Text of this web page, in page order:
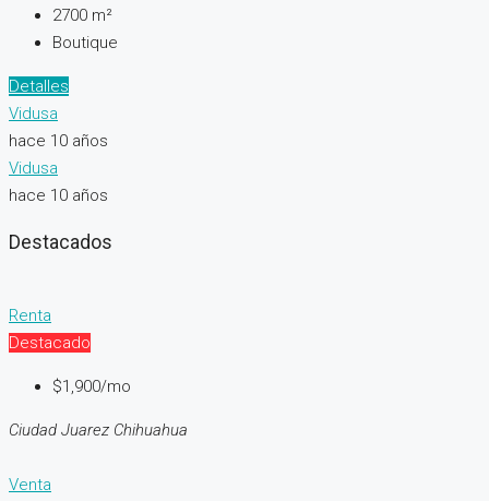
2700 m²
Boutique
Detalles
Vidusa
hace 10 años
Vidusa
hace 10 años
Destacados
Renta
Destacado
$1,900/mo
Ciudad Juarez Chihuahua
Venta